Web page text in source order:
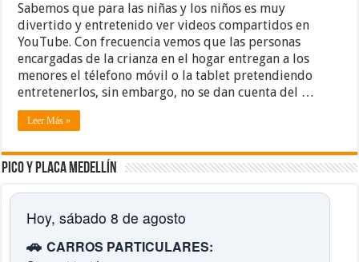
Sabemos que para las niñas y los niños es muy
divertido y entretenido ver videos compartidos en
YouTube. Con frecuencia vemos que las personas
encargadas de la crianza en el hogar entregan a los
menores el télefono móvil o la tablet pretendiendo
entretenerlos, sin embargo, no se dan cuenta del …
Leer Más »
Pico y placa Medellín
Hoy, sábado 8 de agosto
🚗 CARROS PARTICULARES: